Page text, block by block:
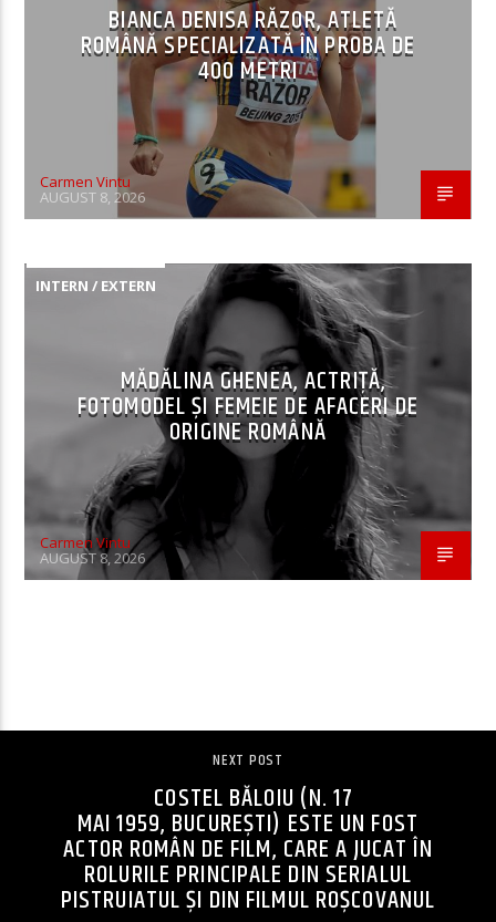
BIANCA DENISA RĂZOR, ATLETĂ
ROMÂNĂ SPECIALIZATĂ ÎN PROBA DE
400 METRI
Carmen Vintu
AUGUST 8, 2026
INTERN / EXTERN
MĂDĂLINA GHENEA, ACTRIȚĂ,
FOTOMODEL ȘI FEMEIE DE AFACERI DE
ORIGINE ROMÂNĂ
Carmen Vintu
AUGUST 8, 2026
NEXT POST
COSTEL BĂLOIU (N. 17
MAI 1959, BUCUREȘTI) ESTE UN FOST
ACTOR ROMÂN DE FILM, CARE A JUCAT ÎN
ROLURILE PRINCIPALE DIN SERIALUL
PISTRUIATUL ȘI DIN FILMUL ROȘCOVANUL